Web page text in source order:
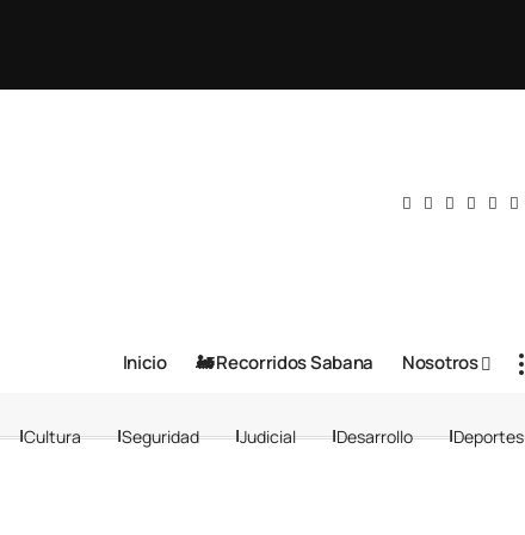
Inicio 🚂 Recorridos Sabana Nosotros
Cultura Seguridad Judicial Desarrollo Deportes